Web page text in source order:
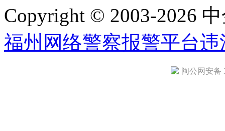
Copyright © 2003-2026
福州网络警察报警平台违
闽公网安备